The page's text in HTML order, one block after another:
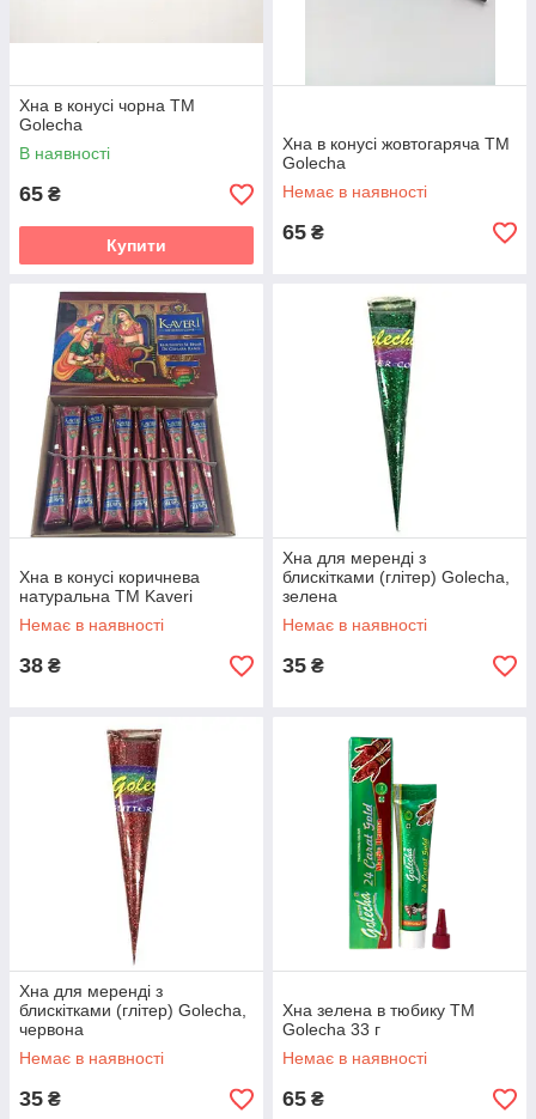
Хна в конусі чорна TM
Golecha
В наявності
65 ₴
Купити
Хна в конусі жовтогаряча TM
Golecha
Немає в наявності
65 ₴
Хна в конусі коричнева
натуральна TM Kaveri
Немає в наявності
38 ₴
Хна для меренді з
блискітками (глітер) Golecha,
зелена
Немає в наявності
35 ₴
Хна для меренді з
блискітками (глітер) Golecha,
червона
Немає в наявності
35 ₴
Хна зелена в тюбику TM
Golecha 33 г
Немає в наявності
65 ₴